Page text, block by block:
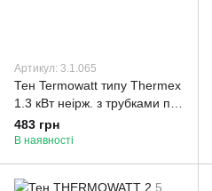
Артикул: 3.1.065
Тен Termowatt типу Thermex
1.3 кВт неірж. з трубками під
2 термостати
483 грн
В наявності